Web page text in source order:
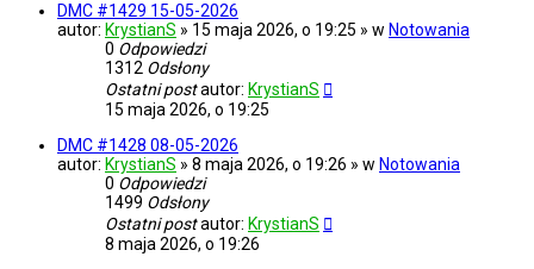
DMC #1429 15-05-2026
autor: KrystianS » 15 maja 2026, o 19:25 » w Notowania
0 Odpowiedzi
1312 Odsłony
Ostatni postautor: KrystianS
15 maja 2026, o 19:25
DMC #1428 08-05-2026
autor: KrystianS » 8 maja 2026, o 19:26 » w Notowania
0 Odpowiedzi
1499 Odsłony
Ostatni postautor: KrystianS
8 maja 2026, o 19:26